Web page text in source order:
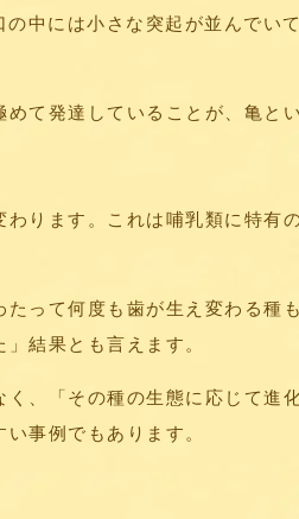
中には小さな突起が並んでい
て発達していることが、亀と
ります。これは哺乳類に特有
って何度も歯が生え変わる種
結果とも言えます。
、「その種の生態に応じて進
事例でもあります。